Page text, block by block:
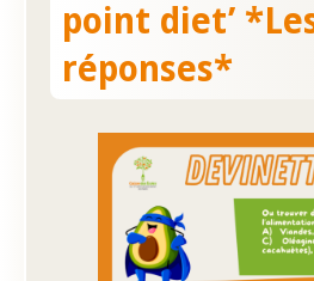
Ateliers dans les
Présentation
Qualité
Menus
point diet’
réponses*